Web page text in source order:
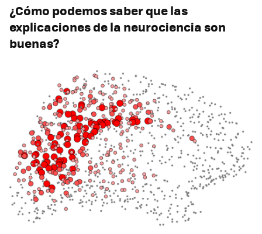
¿Cómo podemos saber que las
explicaciones de la neurociencia son
buenas?